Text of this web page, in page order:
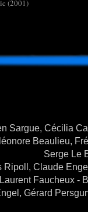
(2001)
Sargue, Cécilia
Beaulieu,
Serge Le
Ripoll, Claude
Laurent Faucheux -
Gérard